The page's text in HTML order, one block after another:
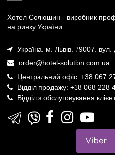
Хотел Солюшин - виробник
на ринку України
Україна, м. Львів, 79007,
order@hotel-solution.com.ua
Центральний офіс: +38 067
Відділ продажу: +38 068 228
Відділ з обслуговування